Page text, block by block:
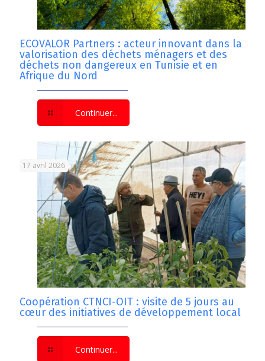
ECOVALOR Partners : acteur innovant dans la
valorisation des déchets ménagers et des
déchets non dangereux en Tunisie et en
Afrique du Nord
Continuer...
17 avril 2026
Coopération CTNCI-OIT : visite de 5 jours au
cœur des initiatives de développement local
Continuer...